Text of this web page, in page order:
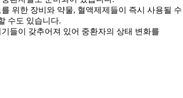
위한 장비와 약물, 혈액제제들이 즉시 사용될
수도 있습니다.
들이 갖추어져 있어 중환자의 상태 변화를